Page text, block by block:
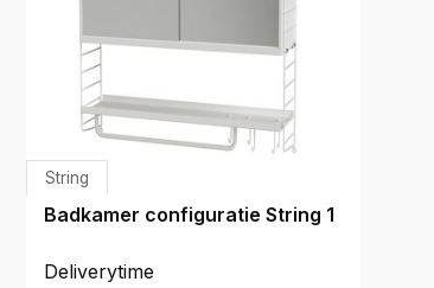
String
Badkamer configuratie String 1
Deliverytime